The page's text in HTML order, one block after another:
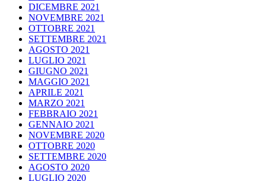
DICEMBRE 2021
NOVEMBRE 2021
OTTOBRE 2021
SETTEMBRE 2021
AGOSTO 2021
LUGLIO 2021
GIUGNO 2021
MAGGIO 2021
APRILE 2021
MARZO 2021
FEBBRAIO 2021
GENNAIO 2021
NOVEMBRE 2020
OTTOBRE 2020
SETTEMBRE 2020
AGOSTO 2020
LUGLIO 2020